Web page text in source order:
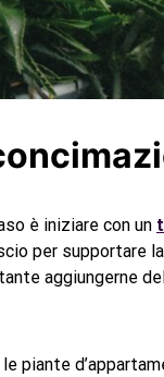
è iniziare con un
per supportare
aggiungerne
piante